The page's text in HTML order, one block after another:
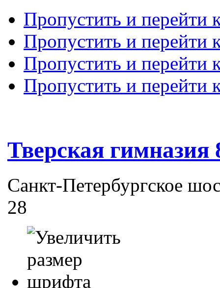
Пропустить и перейти
Пропустить и перейти
Пропустить и перейти
Пропустить и перейти
Тверская гимназия
Санкт-Петербургское
28